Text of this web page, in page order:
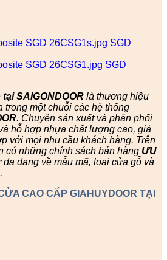
SAIGONDOOR là thương hiệu
trong một chuỗi các hệ thống
. Chuyên sản xuất và phân phối
hỗ hợp nhựa chất lượng cao, giá
với mọi nhu cầu khách hàng. Trên
có những chính sách bán hàng ƯU
dạng về mẫu mã, loại cửa gỗ và
CAO CẤP GIAHUYDOOR TẠI